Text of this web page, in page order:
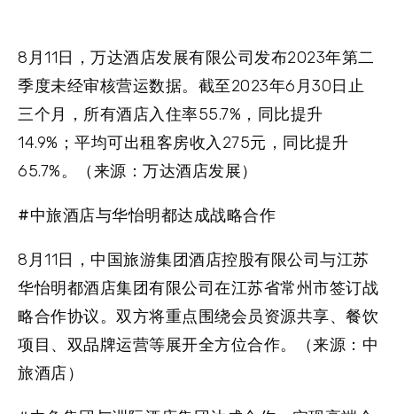
8月11日，万达酒店发展有限公司发布2023年第二
季度未经审核营运数据。截至2023年6月30日止
三个月，所有酒店入住率55.7%，同比提升
14.9%；平均可出租客房收入275元，同比提升
65.7%。（来源：万达酒店发展）
#中旅酒店与华怡明都达成战略合作
8月11日，中国旅游集团酒店控股有限公司与江苏
华怡明都酒店集团有限公司在江苏省常州市签订战
略合作协议。双方将重点围绕会员资源共享、餐饮
项目、双品牌运营等展开全方位合作。（来源：中
旅酒店）